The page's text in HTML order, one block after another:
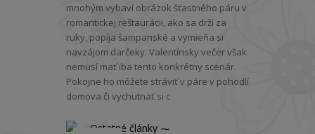
mnohým vybaví obrázok šťastného páru v
romantickej reštaurácii, ako sa drží za
ruky, popíja šampanské a vymieňa si
navzájom darčeky. Valentínsky večer však
nemusí mať iba tento konkrétny scenár.
Pokojne ho môžete stráviť v páre v pohodlí
domova či vychutnať si c